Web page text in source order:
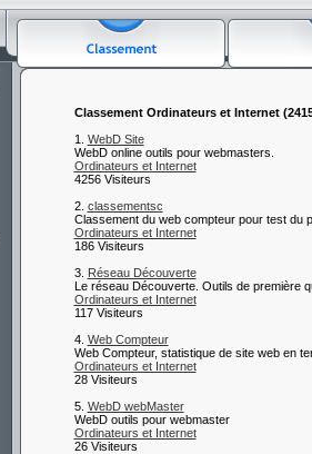
Classement Ordinateurs et Internet
1. WebD Site
WebD online outils pour webmasters.
Ordinateurs et Internet
4256 Visiteurs
2. classementsc
Classement du web compteur pour test du
Ordinateurs et Internet
186 Visiteurs
3. Réseau Découverte
Le réseau Découverte. Outils de première
Ordinateurs et Internet
117 Visiteurs
4. Web Compteur
Web Compteur, statistique de site web en
Ordinateurs et Internet
28 Visiteurs
5. WebD webMaster
WebD outils pour webmaster
Ordinateurs et Internet
26 Visiteurs